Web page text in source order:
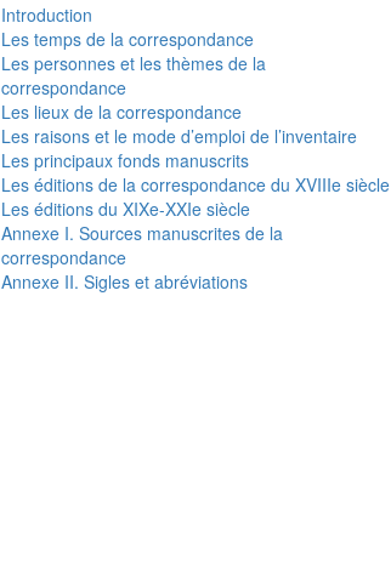
Introduction
Les temps de la correspondance
Les personnes et les thèmes de la
correspondance
Les lieux de la correspondance
Les raisons et le mode d’emploi de l’inventaire
Les principaux fonds manuscrits
Les éditions de la correspondance du XVIIIe siècle
Les éditions du XIXe-XXIe siècle
Annexe I. Sources manuscrites de la
correspondance
Annexe II. Sigles et abréviations